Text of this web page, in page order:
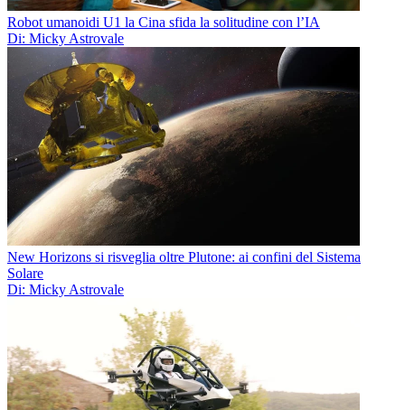
Robot umanoidi U1 la Cina sfida la solitudine con l’IA
Di: Micky Astrovale
New Horizons si risveglia oltre Plutone: ai confini del Sistema
Solare
Di: Micky Astrovale